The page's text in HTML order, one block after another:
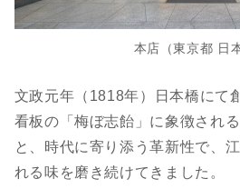
本店（東京都 日
文政元年（1818年）日本橋にて
看板の「梅ぼ志飴」に象徴され
と、時代に寄り添う革新性で、
れる味を磨き続けてきました。